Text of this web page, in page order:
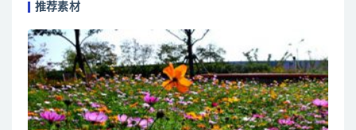
推荐素材